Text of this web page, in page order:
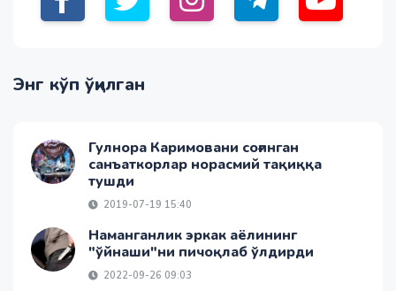
Энг кўп ўқилган
Гулнора Каримовани соғинган
санъаткорлар норасмий тақиққа
тушди
2019-07-19 15:40
Наманганлик эркак аёлининг
"ўйнаши"ни пичоқлаб ўлдирди
2022-09-26 09:03